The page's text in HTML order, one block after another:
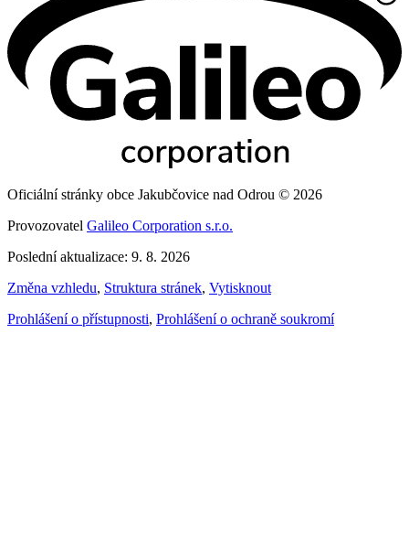
Oficiální stránky obce Jakubčovice nad Odrou © 2026
Provozovatel Galileo Corporation s.r.o.
Poslední aktualizace: 9. 8. 2026
Změna vzhledu, Struktura stránek, Vytisknout
Prohlášení o přístupnosti, Prohlášení o ochraně soukromí